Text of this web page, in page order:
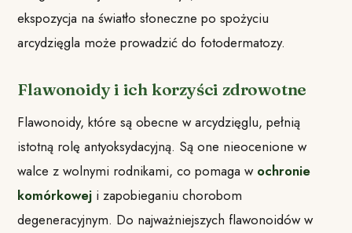
ekspozycja na światło słoneczne po spożyciu
arcydzięgla może prowadzić do fotodermatozy.
Flawonoidy i ich korzyści zdrowotne
Flawonoidy, które są obecne w arcydzięglu, pełnią
istotną rolę antyoksydacyjną. Są one nieocenione w
walce z wolnymi rodnikami, co pomaga w ochronie
komórkowej i zapobieganiu chorobom
degeneracyjnym. Do najważniejszych flawonoidów w